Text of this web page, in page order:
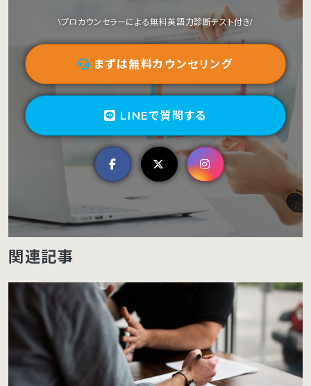
\プロカウンセラーによる無料英語力診断テスト付き/
まずは無料カウンセリング
LINEで質問する
関連記事